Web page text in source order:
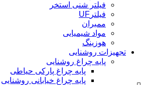
فیلتر شنی استخر
فیلترUF
ممبران
مواد شیمیایی
هوزینگ
تجهیزات روشنایی
پایه چراغ روشنایی
پایه چراغ پارکی حیاطی
پایه چراغ خیابانی روشنایی